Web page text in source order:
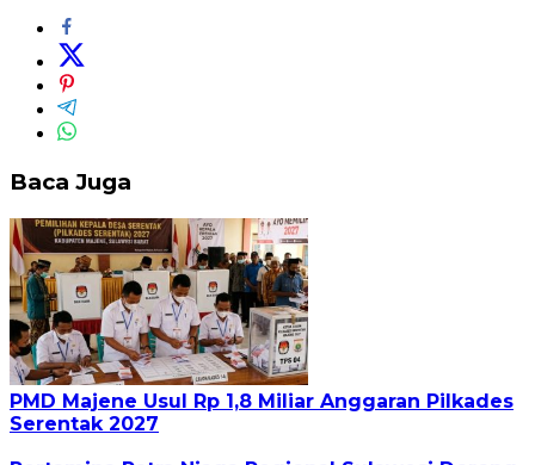
Baca Juga
PMD Majene Usul Rp 1,8 Miliar Anggaran Pilkades
Serentak 2027